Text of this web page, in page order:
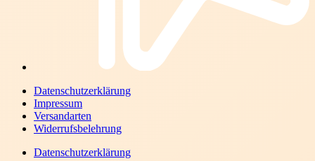
Datenschutzerklärung
Impressum
Versandarten
Widerrufsbelehrung
Datenschutzerklärung